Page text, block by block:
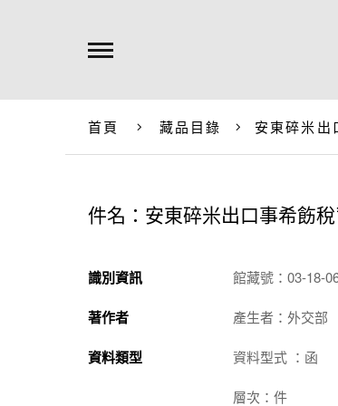
首頁 藏品目錄 安東碎米出
件名：安東碎米出口事希飭
識別資訊 館藏號：03-18-
著作者 產生者：外交部
資料類型 資料型式 ：函
層次：件